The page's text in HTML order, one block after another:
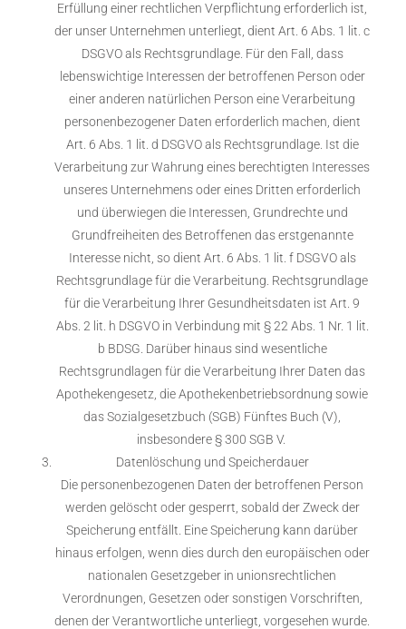
Erfüllung einer rechtlichen Verpflichtung erforderlich ist,
der unser Unternehmen unterliegt, dient Art. 6 Abs. 1 lit. c
DSGVO als Rechtsgrundlage. Für den Fall, dass
lebenswichtige Interessen der betroffenen Person oder
einer anderen natürlichen Person eine Verarbeitung
personenbezogener Daten erforderlich machen, dient
Art. 6 Abs. 1 lit. d DSGVO als Rechtsgrundlage. Ist die
Verarbeitung zur Wahrung eines berechtigten Interesses
unseres Unternehmens oder eines Dritten erforderlich
und überwiegen die Interessen, Grundrechte und
Grundfreiheiten des Betroffenen das erstgenannte
Interesse nicht, so dient Art. 6 Abs. 1 lit. f DSGVO als
Rechtsgrundlage für die Verarbeitung. Rechtsgrundlage
für die Verarbeitung Ihrer Gesundheitsdaten ist Art. 9
Abs. 2 lit. h DSGVO in Verbindung mit § 22 Abs. 1 Nr. 1 lit.
b BDSG. Darüber hinaus sind wesentliche
Rechtsgrundlagen für die Verarbeitung Ihrer Daten das
Apothekengesetz, die Apothekenbetriebsordnung sowie
das Sozialgesetzbuch (SGB) Fünftes Buch (V),
insbesondere § 300 SGB V.
Datenlöschung und Speicherdauer
Die personenbezogenen Daten der betroffenen Person
werden gelöscht oder gesperrt, sobald der Zweck der
Speicherung entfällt. Eine Speicherung kann darüber
hinaus erfolgen, wenn dies durch den europäischen oder
nationalen Gesetzgeber in unionsrechtlichen
Verordnungen, Gesetzen oder sonstigen Vorschriften,
denen der Verantwortliche unterliegt, vorgesehen wurde.